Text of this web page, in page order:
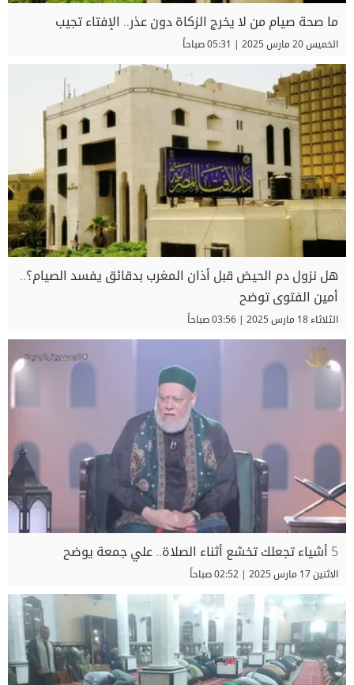
ما صحة صيام من لا يخرج الزكاة دون عذر.. الإفتاء تجيب
الخميس 20 مارس 2025 | 05:31 صباحاً
هل نزول دم الحيض قبل أذان المغرب بدقائق يفسد الصيام؟..
أمين الفتوى توضح
الثلاثاء 18 مارس 2025 | 03:56 صباحاً
5 أشياء تجعلك تخشع أثناء الصلاة.. علي جمعة يوضح
الاثنين 17 مارس 2025 | 02:52 صباحاً